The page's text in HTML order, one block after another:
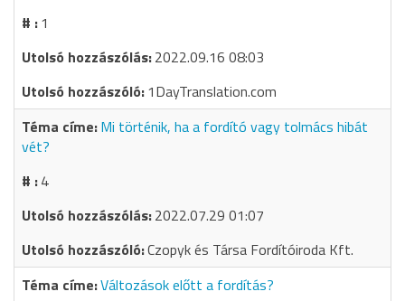
1
2022.09.16 08:03
1DayTranslation.com
Mi történik, ha a fordító vagy tolmács hibát
vét?
4
2022.07.29 01:07
Czopyk és Társa Fordítóiroda Kft.
Változások előtt a fordítás?